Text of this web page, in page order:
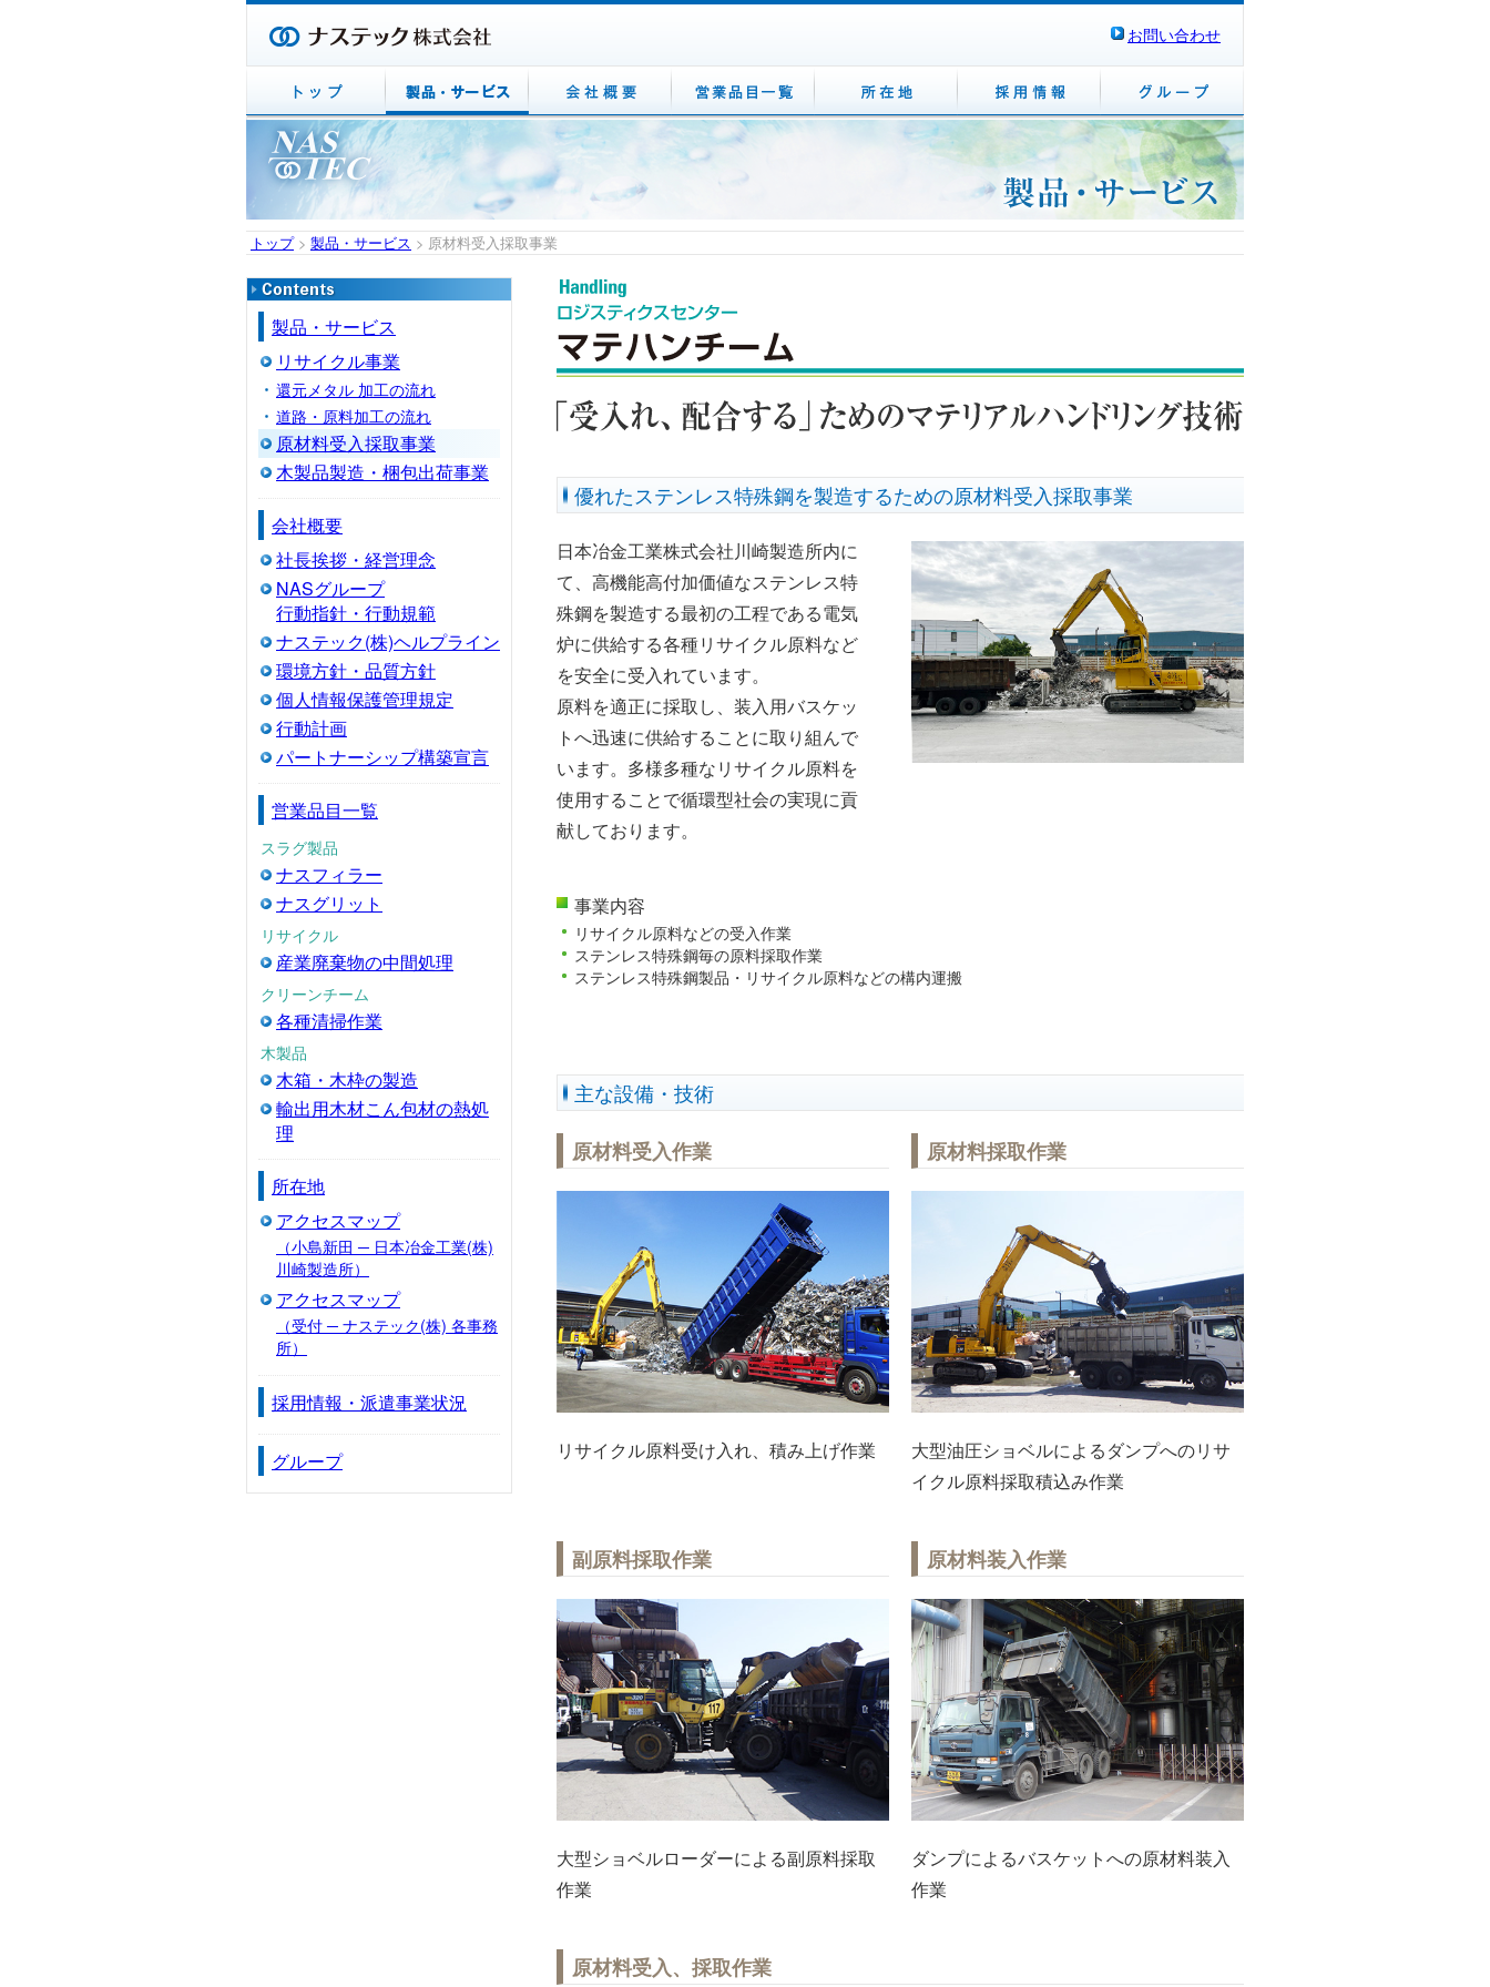
お問い合わせ
トップ> 製品・サービス > 原材料受入採取事業
優れたステンレス特殊鋼を製造するための原材料受入採取事業
日本冶金工業株式会社川崎製造所内に
て、高機能高付加価値なステンレス特
殊鋼を製造する最初の工程である電気
炉に供給する各種リサイクル原料など
を安全に受入れています。
原料を適正に採取し、装入用バスケッ
トへ迅速に供給することに取り組んで
います。多様多種なリサイクル原料を
使用することで循環型社会の実現に貢
献しております。
事業内容
リサイクル原料などの受入作業
ステンレス特殊鋼毎の原料採取作業
ステンレス特殊鋼製品・リサイクル原料などの構内運搬
主な設備・技術
原材料受入作業
リサイクル原料受け入れ、積み上げ作業
原材料採取作業
大型油圧ショベルによるダンプへのリサ
イクル原料採取積込み作業
副原料採取作業
大型ショベルローダーによる副原料採取
作業
原材料装入作業
ダンプによるバスケットへの原材料装入
作業
原材料受入、採取作業
製品・サービス
リサイクル事業
還元メタル 加工の流れ
道路・原料加工の流れ
原材料受入採取事業
木製品製造・梱包出荷事業
会社概要
社長挨拶・経営理念
NASグループ
行動指針・行動規範
ナステック(株)ヘルプライン
環境方針・品質方針
個人情報保護管理規定
行動計画
パートナーシップ構築宣言
営業品目一覧
スラグ製品
ナスフィラー
ナスグリット
リサイクル
産業廃棄物の中間処理
クリーンチーム
各種清掃作業
木製品
木箱・木枠の製造
輸出用木材こん包材の熱処
理
所在地
アクセスマップ
（小島新田 ─ 日本冶金工業(株)
川崎製造所）
アクセスマップ
（受付 ─ ナステック(株) 各事務
所）
採用情報・派遣事業状況
グループ